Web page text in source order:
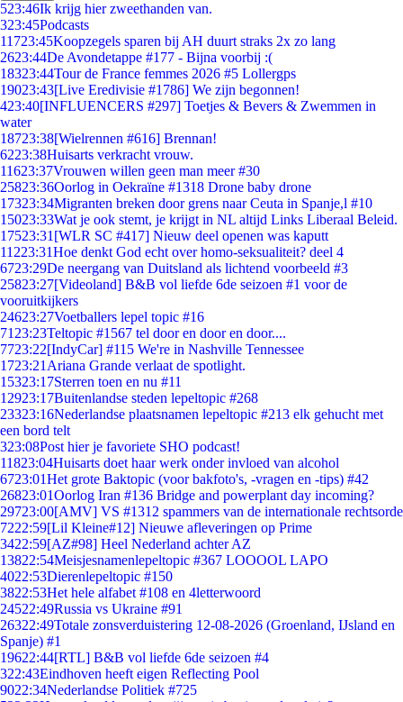
523:46Ik krijg hier zweethanden van.
323:45Podcasts
11723:45Koopzegels sparen bij AH duurt straks 2x zo lang
2623:44De Avondetappe #177 - Bijna voorbij :(
18323:44Tour de France femmes 2026 #5 Lollergps
19023:43[Live Eredivisie #1786] We zijn begonnen!
423:40[INFLUENCERS #297] Toetjes & Bevers & Zwemmen in
water
18723:38[Wielrennen #616] Brennan!
6223:38Huisarts verkracht vrouw.
11623:37Vrouwen willen geen man meer #30
25823:36Oorlog in Oekraïne #1318 Drone baby drone
17323:34Migranten breken door grens naar Ceuta in Spanje,l #10
15023:33Wat je ook stemt, je krijgt in NL altijd Links Liberaal Beleid.
17523:31 [WLR SC #417] Nieuw deel openen was kaputt
11223:31Hoe denkt God echt over homo-seksualiteit? deel 4
6723:29De neergang van Duitsland als lichtend voorbeeld #3
25823:27[Videoland] B&B vol liefde 6de seizoen #1 voor de
vooruitkijkers
24623:27Voetballers lepel topic #16
71 23:23Teltopic #1567 tel door en door en door....
7723:22[IndyCar] #115 We're in Nashville Tennessee
1723:21 Ariana Grande verlaat de spotlight.
15323:17Sterren toen en nu #11
12923:17Buitenlandse steden lepeltopic #268
23323:16Nederlandse plaatsnamen lepeltopic #213 elk gehucht met
een bord telt
323:08Post hier je favoriete SHO podcast!
11823:04Huisarts doet haar werk onder invloed van alcohol
6723:01Het grote Baktopic (voor bakfoto's, -vragen en -tips) #42
26823:01Oorlog Iran #136 Bridge and powerplant day incoming?
29723:00[AMV] VS #1312 spammers van de internationale rechtsorde
7222:59[Lil Kleine#12] Nieuwe afleveringen op Prime
3422:59[AZ#98] Heel Nederland achter AZ
13822:54Meisjesnamenlepeltopic #367 LOOOOL LAPO
4022:53Dierenlepeltopic #150
3822:53Het hele alfabet #108 en 4letterwoord
24522:49Russia vs Ukraine #91
26322:49Totale zonsverduistering 12-08-2026 (Groenland, IJsland en
Spanje) #1
19622:44[RTL] B&B vol liefde 6de seizoen #4
322:43Eindhoven heeft eigen Reflecting Pool
9022:34Nederlandse Politiek #725